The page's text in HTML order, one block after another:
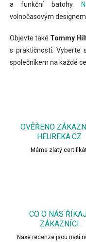
a funkční batohy.
volnočasovým designem.
Objevte také Tommy
s praktičností. Vyberte
společníkem na každé
OVĚŘENO
HEUREKA.CZ
Máme zlatý
CO O NÁS
ZÁKAZNÍCI
Naše recenze jsou naší